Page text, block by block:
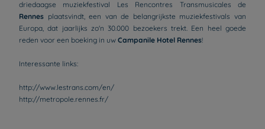
driedaagse muziekfestival Les Rencontres Transmusicales de
Rennes plaatsvindt, een van de belangrijkste muziekfestivals van
Europa, dat jaarlijks zo'n 30.000 bezoekers trekt. Een heel goede
reden voor een boeking in uw Campanile Hotel Rennes!
Interessante links:
http://www.lestrans.com/en/
http://metropole.rennes.fr/
Hotels in Parijs